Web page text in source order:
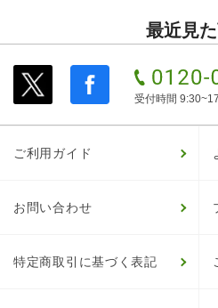
最近見
受付時間
ご利用ガイド
お問い合わせ
特定商取引に基づく表記